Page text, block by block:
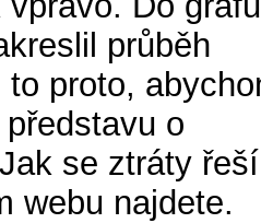
průběh
proto,
o
se ztráty
webu najdete.